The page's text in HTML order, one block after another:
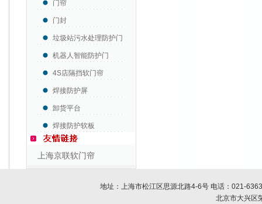
门帘
门封
垃圾站污水处理防护门
机器人智能防护门
4S店隔挡软门帘
焊接防护屏
卸货平台
焊接防护软板
上海京联软门帘
地址：上海市松江区思源北路4-6号 电话： 021-
北京市大兴区